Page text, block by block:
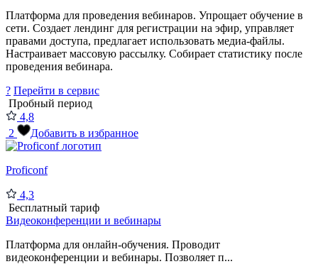
Платформа для проведения вебинаров. Упрощает обучение в
сети. Создает лендинг для регистрации на эфир, управляет
правами доступа, предлагает использовать медиа-файлы.
Настраивает массовую рассылку. Собирает статистику после
проведения вебинара.
? Перейти в сервис
Пробный период
4,8
2
Добавить в избранное
Proficonf
4,3
Бесплатный тариф
Видеоконференции и вебинары
Платформа для онлайн-обучения. Проводит
видеоконференции и вебинары. Позволяет п...